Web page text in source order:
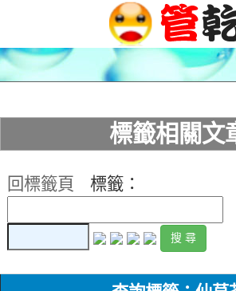
標籤相關文
回標籤頁
標籤：